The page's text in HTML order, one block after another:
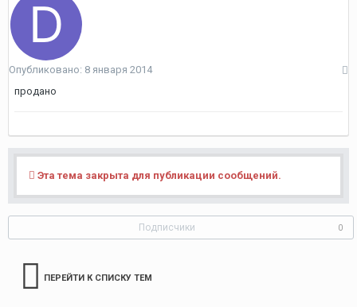
Опубликовано: 8 января 2014
продано
Эта тема закрыта для публикации сообщений.
Подписчики 0
ПЕРЕЙТИ К СПИСКУ ТЕМ